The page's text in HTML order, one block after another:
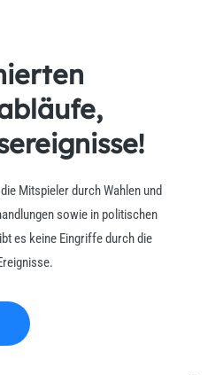
Mitspieler durch Wahlen und
sowie in politischen
es keine Eingriffe durch die